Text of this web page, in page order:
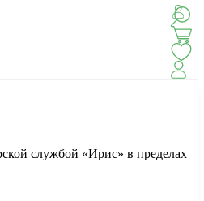
службой «Ирис» в пределах